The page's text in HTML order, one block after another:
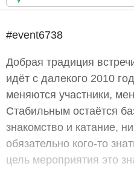
#event6738
Добрая традиция
идёт с далекого 2010
меняются участники,
Стабильным остаётся
знакомство и катание,
обязательно кого-то
цель мероприятия это